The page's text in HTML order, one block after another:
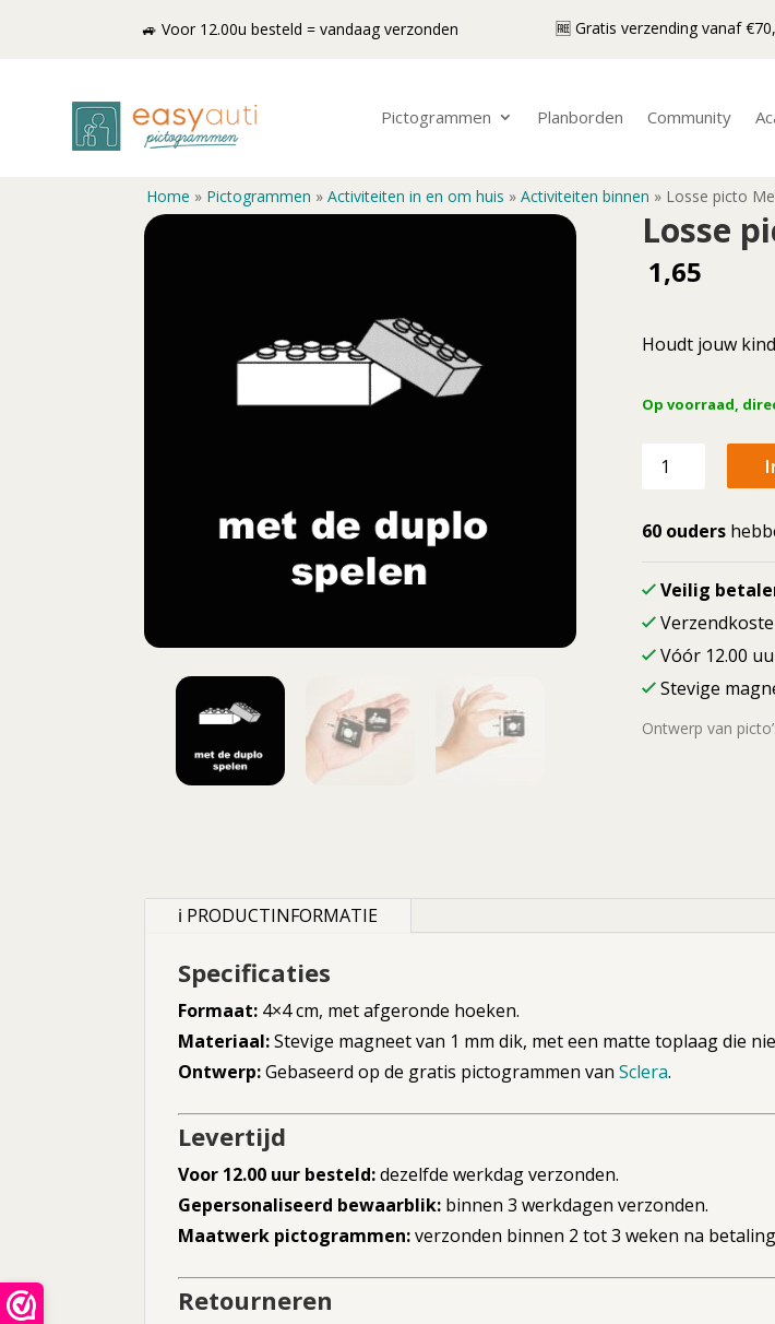
🚙 Voor 12.00u besteld = vandaag verzonden 🆓 Gratis verzending vanaf
Pictogrammen Planborden Community
Home » Pictogrammen »Activiteiten in en om huis »Activiteiten binnen » Losse picto
Losse
1,65
Houdt jouw
Op voorraad,
picto
de
spelen
60 ouders
Veilig
Vóór 12.00
Stevige
Ontwerp van
ℹ PRODUCTINFORMATIE
Specificaties
Formaat: 4×4 cm, met afgeronde hoeken.
Materiaal:Stevige magneet van 1 mm dik, met een matte toplaag die
Ontwerp:Gebaseerd op de gratis pictogrammen van Sclera.
Levertijd
Voor 12.00 uur besteld:dezelfde werkdag verzonden.
Gepersonaliseerd bewaarblik: binnen 3 werkdagen verzonden.
Maatwerk pictogrammen:verzonden binnen 2 tot 3 weken na
Retourneren